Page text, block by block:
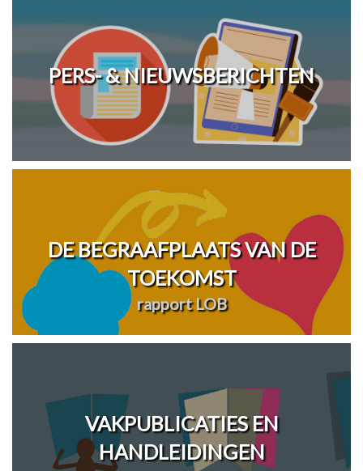
PERS- & NIEUWSBERICHTEN
DE BEGRAAFPLAATS VAN DE
TOEKOMST
rapport LOB
VAKPUBLICATIES EN
HANDLEIDINGEN